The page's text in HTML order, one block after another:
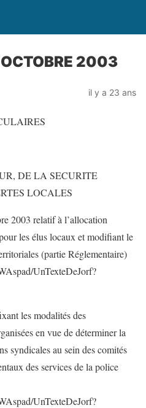
2003
il y a 23 ans
DE LA SECURITE
LOCALES
2003 relatif à l’allocation
les élus locaux et modifiant le
(partie Réglementaire)
UnTexteDeJorf?
les modalités des
en vue de déterminer la
syndicales au sein des comités
des services de la police
UnTexteDeJorf?